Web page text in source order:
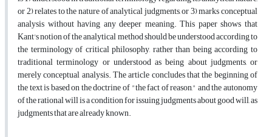
or 2) relates to the nature of analytical judgments, or 3) marks conceptual
analysis without having any deeper meaning. This paper shows that
Kant's notion of the analytical method should be understood according to
the terminology of critical philosophy, rather than being according to
traditional terminology or understood as being about judgments, or
merely conceptual analysis. The article concludes that the beginning of
the text is based on the doctrine of "the fact of reason," and the autonomy
of the rational will is a condition for issuing judgments about good will, as
judgments that are already known.